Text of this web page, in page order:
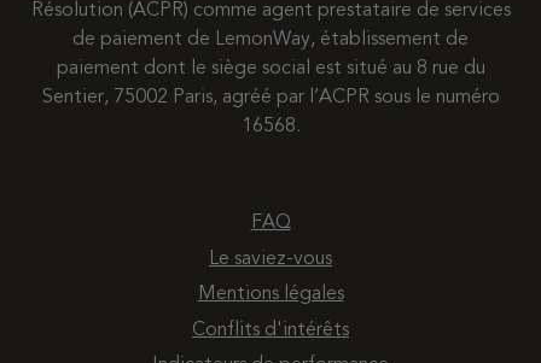
Résolution (ACPR) comme agent prestataire de services
de paiement de LemonWay, établissement de
paiement dont le siège social est situé au 8 rue du
Sentier, 75002 Paris, agréé par l’ACPR sous le numéro
16568.
FAQ
Le saviez-vous
Mentions légales
Conflits d'intérêts